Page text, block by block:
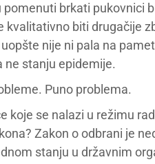
brkati pukovnici
kvalitativno biti drugačije
nije ni pala na
ne stanju epidemije.
Puno problema.
koje se nalazi u režimu
Zakon o odbrani je
stanju u državnim